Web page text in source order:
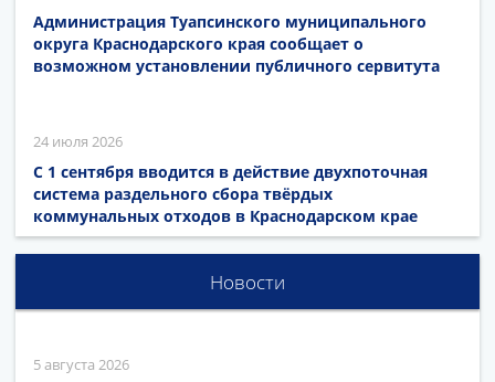
Администрация Туапсинского муниципального
округа Краснодарского края сообщает о
возможном установлении публичного сервитута
24 июля 2026
С 1 сентября вводится в действие двухпоточная
система раздельного сбора твёрдых
коммунальных отходов в Краснодарском крае
Новости
5 августа 2026